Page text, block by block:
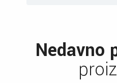
Nedavno